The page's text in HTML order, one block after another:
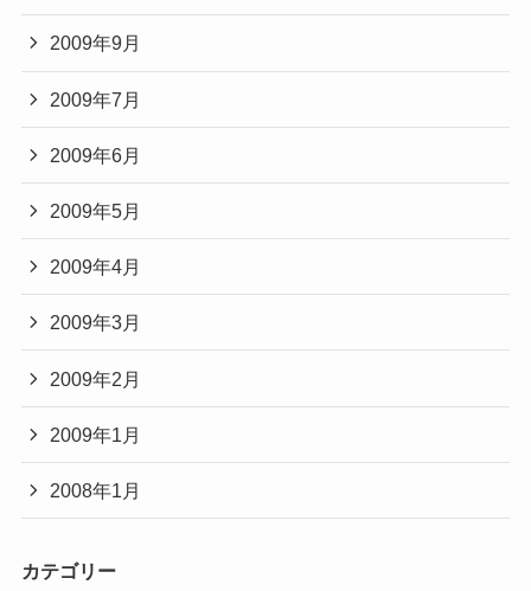
2009年9月
2009年7月
2009年6月
2009年5月
2009年4月
2009年3月
2009年2月
2009年1月
2008年1月
カテゴリー